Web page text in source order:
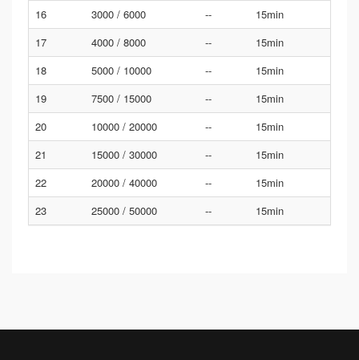
16
3000 / 6000 --
15min
17
4000 / 8000 --
15min
18
5000 / 10000 --
15min
19
7500 / 15000 --
15min
20
10000 / 20000 --
15min
21
15000 / 30000 --
15min
22
20000 / 40000 --
15min
23
25000 / 50000 -- 15min